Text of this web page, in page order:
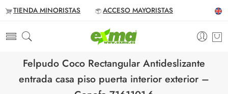
TIENDA MINORISTAS ACCESO MAYORISTAS
Felpudo Coco Rectangular Antideslizante
entrada casa piso puerta interior exterior –